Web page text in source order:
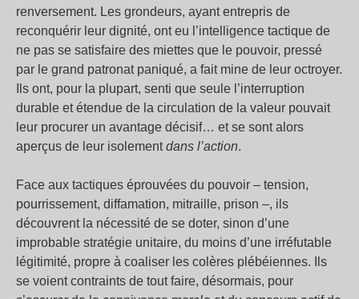
renversement. Les grondeurs, ayant entrepris de
reconquérir leur dignité, ont eu l’intelligence tactique de
ne pas se satisfaire des miettes que le pouvoir, pressé
par le grand patronat paniqué, a fait mine de leur octroyer.
Ils ont, pour la plupart, senti que seule l’interruption
durable et étendue de la circulation de la valeur pouvait
leur procurer un avantage décisif… et se sont alors
aperçus de leur isolementdans l’action.
Face aux tactiques éprouvées du pouvoir – tension,
pourrissement, diffamation, mitraille, prison –, ils
découvrent la nécessité de se doter, sinon d’une
improbable stratégie unitaire, du moins d’une irréfutable
légitimité, propre à coaliser les colères plébéiennes. Ils
se voient contraints de tout faire, désormais, pour